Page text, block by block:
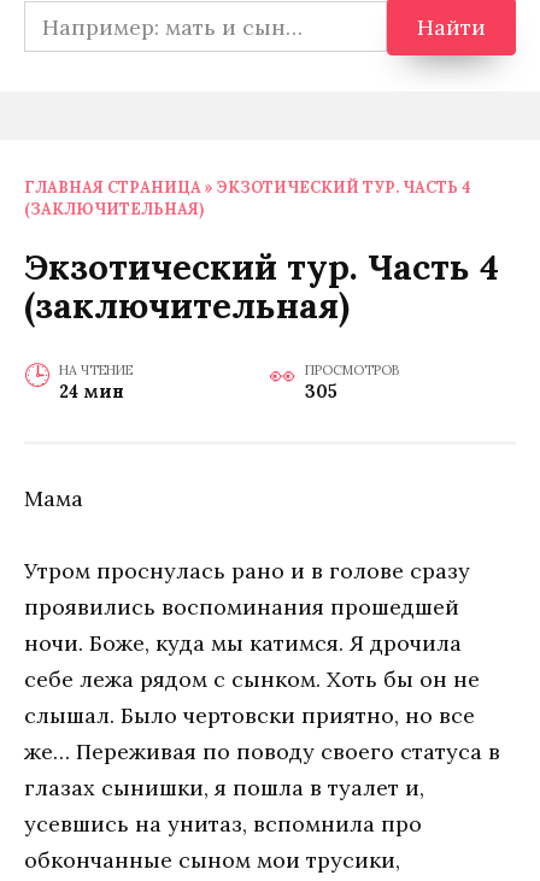
Search
for:
Найти
ГЛАВНАЯ СТРАНИЦА » ЭКЗОТИЧЕСКИЙ ТУР. ЧАСТЬ 4
(ЗАКЛЮЧИТЕЛЬНАЯ)
Экзотический тур. Часть 4
(заключительная)
НА ЧТЕНИЕ
24 мин
ПРОСМОТРОВ
305
Мама
Утром проснулась рано и в голове сразу
проявились воспоминания прошедшей
ночи. Боже, куда мы катимся. Я дрочила
себе лежа рядом с сынком. Хоть бы он не
слышал. Было чертовски приятно, но все
же… Переживая по поводу своего статуса в
глазах сынишки, я пошла в туалет и,
усевшись на унитаз, вспомнила про
обкончанные сыном мои трусики,